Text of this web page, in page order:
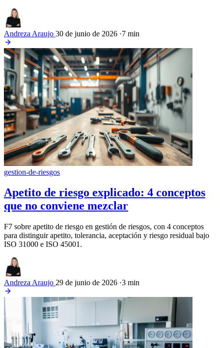
Andreza Araujo 30 de junio de 2026 ·7 min
gestion-de-riesgos
Apetito de riesgo explicado: 4 conceptos
que no conviene mezclar
F7 sobre apetito de riesgo en gestión de riesgos, con 4 conceptos
para distinguir apetito, tolerancia, aceptación y riesgo residual bajo
ISO 31000 e ISO 45001.
Andreza Araujo 29 de junio de 2026 ·3 min